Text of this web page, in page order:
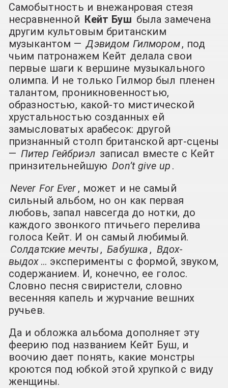
Самобытность и внежанровая стезя
несравненной Кейт Буш была замечена
другим культовым британским
музыкантом — Дэвидом Гилмором, под
чьим патронажем Кейт делала свои
первые шаги к вершине музыкального
олимпа. И не только Гилмор был пленен
талантом, проникновенностью,
образностью, какой-то мистической
хрустальностью созданных ей
замысловатых арабесок: другой
признанный столп британской арт-сцены
— Питер Гейбриэл записал вместе с Кейт
принзительнейшую Don’t give up .
Never For Ever , может и не самый
сильный альбом, но он как первая
любовь, запал навсегда до нотки, до
каждого звонкого птичьего перелива
голоса Кейт. И он самый любимый.
Солдатские мечты , Бабушка , Вдох-
выдох … эксперименты с формой, звуком,
содержанием. И, конечно, ее голос.
Словно песня свиристели, словно
весенняя капель и журчание вешних
ручьев.
Да и обложка альбома дополняет эту
феерию под названием Кейт Буш, и
воочию дает понять, какие монстры
кроются под юбкой этой хрупкой с виду
женщины.